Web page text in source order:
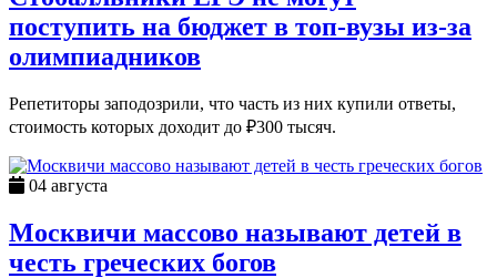
поступить на бюджет в топ-вузы из-за
олимпиадников
Репетиторы заподозрили, что часть из них купили ответы,
стоимость которых доходит до ₽300 тысяч.
04 августа
Москвичи массово называют детей в
честь греческих богов